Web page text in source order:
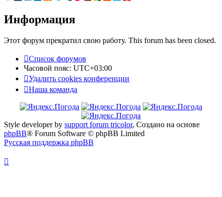
Информация
Этот форум прекратил свою работу. This forum has been closed.
Список форумов
Часовой пояс: UTC+03:00
Удалить cookies конференции
Наша команда
Style developer by support forum tricolor, Создано на основе
phpBB® Forum Software © phpBB Limited
Русская поддержка phpBB